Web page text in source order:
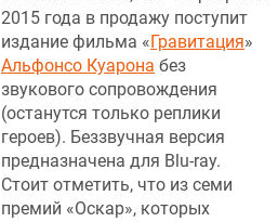
2015 года в продажу поступит
издание фильма «Гравитация»
Альфонсо Куарона без
звукового сопровождения
(останутся только реплики
героев). Беззвучная версия
предназначена для Blu-ray.
Стоит отметить, что из семи
премий «Оскар», которых